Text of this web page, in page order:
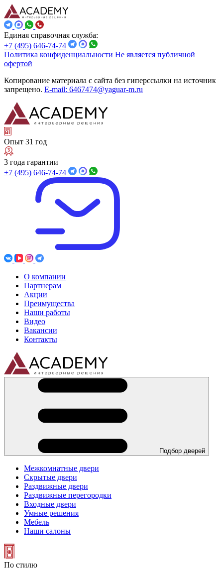
Единая справочная служба:
+7 (495) 646-74-74
Политика конфиденциальности Не является публичной
офертой
Копирование материала с сайта без гиперссылки на источник
запрещено. E-mail: 6467474@yaguar-m.ru
Опыт 31 год
3 года гарантии
+7 (495) 646-74-74
О компании
Партнерам
Акции
Преимущества
Наши работы
Видео
Вакансии
Контакты
Подбор дверей
Межкомнатные двери
Скрытые двери
Раздвижные двери
Раздвижные перегородки
Входные двери
Умные решения
Мебель
Наши салоны
По стилю